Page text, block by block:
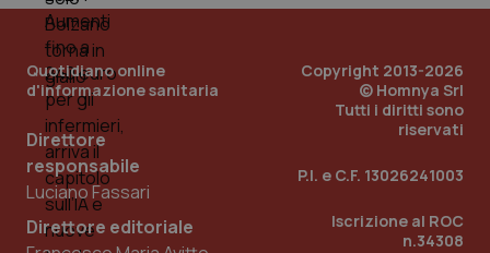
Quotidiano online
d'informazione sanitaria
Direttore
responsabile
Luciano Fassari
Direttore editoriale
Copyright 2013-2026
© Homnya Srl
Tutti i diritti sono
riservati
P.I. e C.F. 13026241003
Iscrizione al ROC
n.34308